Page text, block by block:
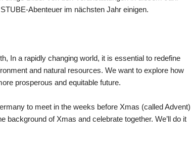
Abenteuer im nächsten Jahr einigen.
In a rapidly changing world, it is essential to redefine
and natural resources. We want to explore how
prosperous and equitable future.
to meet in the weeks before Xmas (called Advent)
of Xmas and celebrate together. We’ll do it